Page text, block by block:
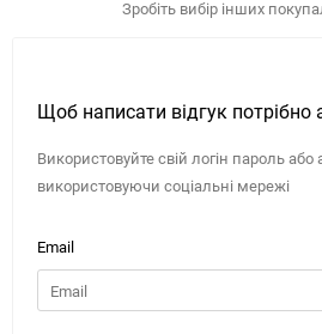
Зробіть вибір інших
Щоб написати відгук потрібно
Використовуйте свій логін пароль або
використовуючи соціальні мережі
Email